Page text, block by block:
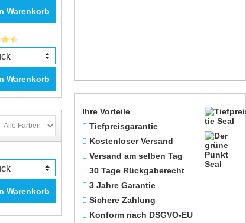
Warenkorb
Warenkorb
Warenkorb
Ihre Vorteile
Tiefpreisgarantie
Kostenloser Versand
Versand am selben Tag
30 Tage Rückgaberecht
3 Jahre Garantie
Sichere Zahlung
Konform nach DSGVO-EU